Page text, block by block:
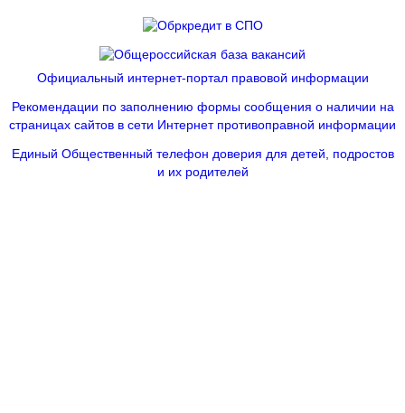
Официальный интернет-портал правовой информации
Рекомендации по заполнению формы сообщения о наличии на
страницах сайтов в сети Интернет противоправной информации
Единый Общественный телефон доверия для детей, подростов
и их родителей